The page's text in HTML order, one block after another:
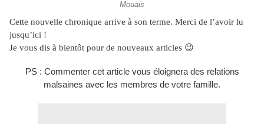
Mouais
Cette nouvelle chronique arrive à son terme. Merci de l’avoir lu
jusqu’ici !
Je vous dis à bientôt pour de nouveaux articles 😉
PS : Commenter cet article vous éloignera des relations
malsaines avec les membres de votre famille.